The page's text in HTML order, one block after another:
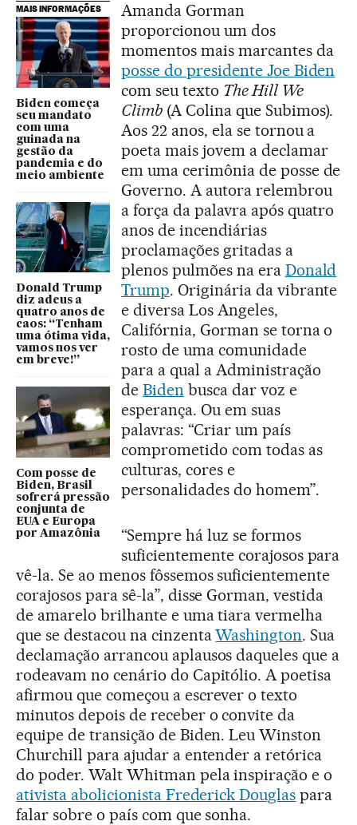
MAIS INFORMAÇÕES
Biden começa
seu mandato
com uma
guinada na
gestão da
pandemia e do
meio ambiente
Donald Trump
diz adeus a
quatro anos de
caos: “Tenham
uma ótima vida,
vamos nos ver
em breve!”
Com posse de
Biden, Brasil
sofrerá pressão
conjunta de
EUA e Europa
por Amazônia
Amanda Gorman
proporcionou um dos
momentos mais marcantes da
posse do presidente Joe Biden
com seu texto The Hill We
Climb(A Colina que Subimos).
Aos 22 anos, ela se tornou a
poeta mais jovem a declamar
em uma cerimônia de posse de
Governo. A autora relembrou
a força da palavra após quatro
anos de incendiárias
proclamações gritadas a
plenos pulmões na era Donald
Trump. Originária da vibrante
e diversa Los Angeles,
Califórnia, Gorman se torna o
rosto de uma comunidade
para a qual a Administração
de Biden busca dar voz e
esperança. Ou em suas
palavras: “Criar um país
comprometido com todas as
culturas, cores e
personalidades do homem”.
“Sempre há luz se formos
suficientemente corajosos para
vê-la. Se ao menos fôssemos suficientemente
corajosos para sê-la”, disse Gorman, vestida
de amarelo brilhante e uma tiara vermelha
que se destacou na cinzentaWashington. Sua
declamação arrancou aplausos daqueles que a
rodeavam no cenário do Capitólio. A poetisa
afirmou que começou a escrever o texto
minutos depois de receber o convite da
equipe de transição de Biden. Leu Winston
Churchill para ajudar a entender a retórica
do poder. Walt Whitman pela inspiração e o
ativista abolicionista Frederick Douglas para
falar sobre o país com que sonha.